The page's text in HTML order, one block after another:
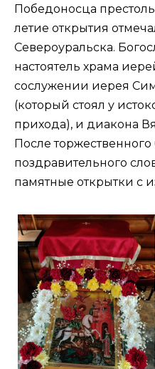
Победоносца
летие открытия
Североуральска.
настоятель храма
сослужении иерея
(который стоял у
прихода), и диакона
После
поздравительного
памятные открытки с